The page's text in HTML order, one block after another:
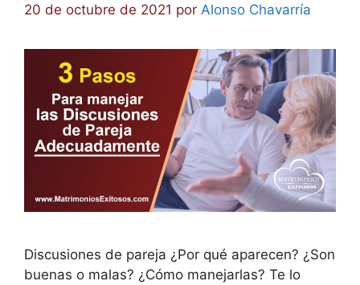
20 de octubre de 2021 por Alonso Chavarría
Discusiones de pareja ¿Por qué aparecen? ¿Son
buenas o malas? ¿Cómo manejarlas? Te lo